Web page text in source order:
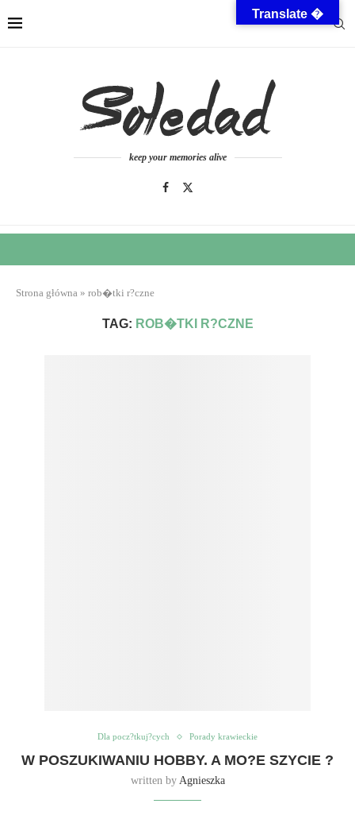
keep your memories alive
Strona główna » rob�tki r?czne
TAG: ROB�TKI R?CZNE
Dla pocz?tkuj?cych Porady krawieckie
W POSZUKIWANIU HOBBY. A MO?E SZYCIE ?
written by Agnieszka
Translate �